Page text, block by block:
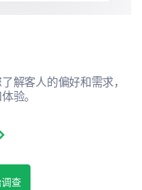
解客人的偏好和需求，
验。
slide
查